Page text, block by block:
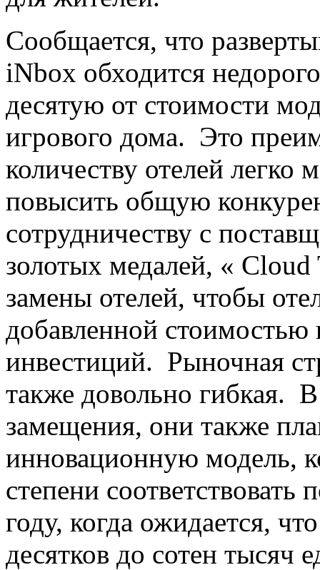
Сообщается, что
iNbox обходится
десятую от стоимости
игрового дома. Это
количеству отелей легко
повысить общую
сотрудничеству с
золотых медалей, «
замены отелей, чтобы
добавленной стоимостью
инвестиций. Рыночная
также довольно гибкая.
замещения, они также
инновационную модель,
степени
году, когда ожидается,
десятков до сотен тысяч